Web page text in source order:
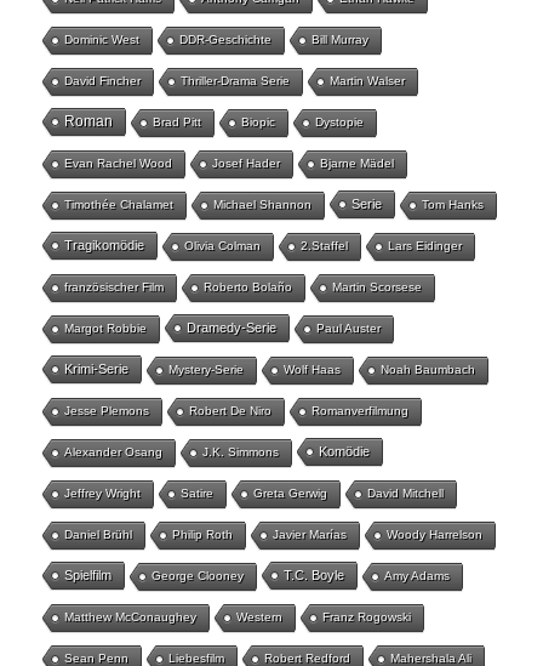
Dominic West DDR-Geschichte Bill Murray
David Fincher Thriller-Drama Serie Martin Walser
Roman Brad Pitt Biopic Dystopie
Evan Rachel Wood Josef Hader Bjarne Mädel
Timothée Chalamet Michael Shannon Serie Tom Hanks
Tragikomödie Olivia Colman 2.Staffel Lars Eidinger
französischer Film Roberto Bolaño Martin Scorsese
Margot Robbie Dramedy-Serie Paul Auster
Krimi-Serie Mystery-Serie Wolf Haas Noah Baumbach
Jesse Plemons Robert De Niro Romanverfilmung
Alexander Osang J.K. Simmons Komödie
Jeffrey Wright Satire Greta Gerwig David Mitchell
Daniel Brühl Philip Roth Javier Marías Woody Harrelson
Spielfilm George Clooney T.C. Boyle Amy Adams
Matthew McConaughey Western Franz Rogowski
Sean Penn Liebesfilm Robert Redford Mahershala Ali